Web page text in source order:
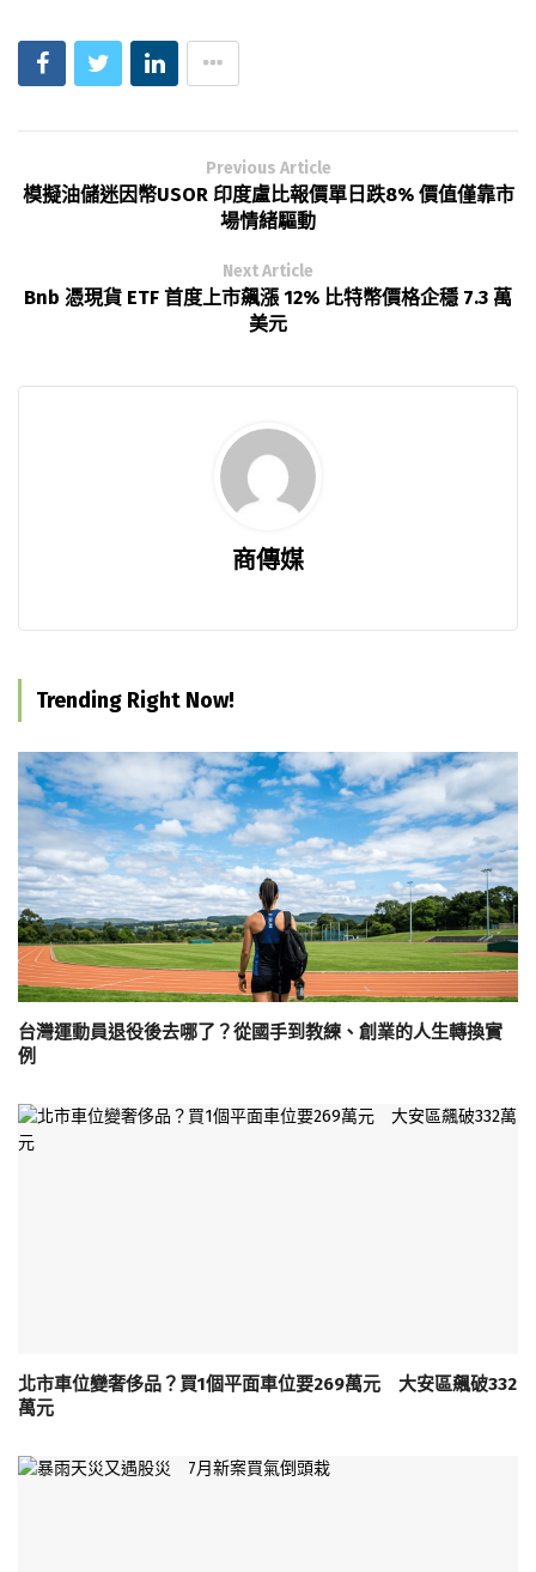
Previous Article
模擬油儲迷因幣USOR 印度盧比報價單日跌8% 價值僅靠市
場情緒驅動
Next Article
Bnb 憑現貨 ETF 首度上市飆漲 12% 比特幣價格企穩 7.3 萬
美元
商傳媒
Trending Right Now!
台灣運動員退役後去哪了？從國手到教練、創業的人生轉換實
例
北市車位變奢侈品？買1個平面車位要269萬元 大安區飆破332
萬元